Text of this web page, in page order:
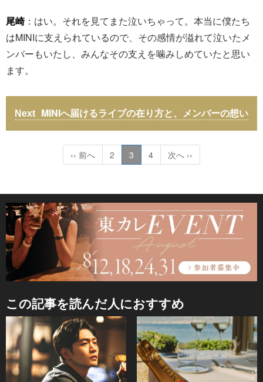
尾崎：はい。それを見てまた泣いちゃって。本当に僕たち
はMINIに支えられているので、その感情が溢れて泣いたメ
ンバーもいたし、みんなその支えを噛みしめていたと思い
ます。
MINIへ届けるライブの在り方と、メンバーの想い
‹‹ 前へ 2 3 4 次へ ››
この記事を読んだ人におすすめ